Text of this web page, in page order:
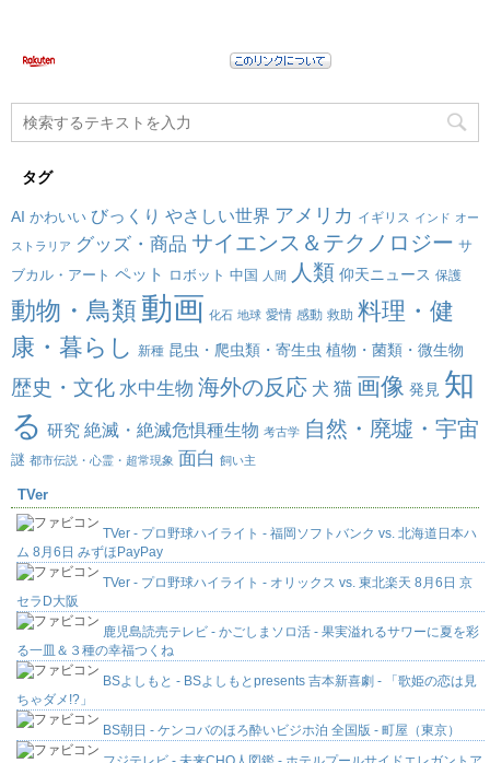
タグ
AI かわいい びっくり やさしい世界 アメリカ イギリス インド オー
ストラリア グッズ・商品 サイエンス＆テクノロジー サ
ブカル・アート ペット ロボット 中国 人間 人類 仰天ニュース 保護
動物・鳥類動画 化石 地球 愛情 感動 救助 料理・健
康・暮らし
新種 昆虫・爬虫類・寄生虫 植物・菌類・微生物
歴史・文化 水中生物 海外の反応 犬 猫 画像 発見 知
る 研究 絶滅・絶滅危惧種生物 考古学 自然・廃墟・宇宙
謎 都市伝説・心霊・超常現象 面白 飼い主
TVer
TVer - プロ野球ハイライト - 福岡ソフトバンク vs. 北海道日本ハ
ム 8月6日 みずほPayPay
TVer - プロ野球ハイライト - オリックス vs. 東北楽天 8月6日 京
セラD大阪
鹿児島読売テレビ - かごしまソロ活 - 果実溢れるサワーに夏を彩
る一皿＆３種の幸福つくね
BSよしもと - BSよしもとpresents 吉本新喜劇 - 「歌姫の恋は見
ちゃダメ!?」
BS朝日 - ケンコバのほろ酔いビジホ泊 全国版 - 町屋（東京）